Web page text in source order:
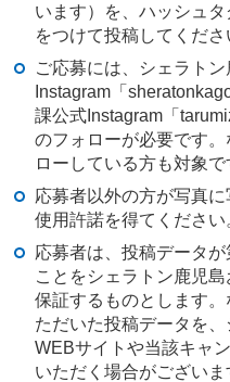
います）を、ハッシュタ
をつけて投稿してくださ
ご応募には、シェラト
Instagram「
課公式Instagram「
のフォローが必要です
ローしている方も対象で
応募者以外の方が写真
使用許諾を得てください
応募者は、投稿データ
ことをシェラトン鹿児
保証するものとします
ただいた投稿データを
WEBサイトや当該キャ
いただく場合がございま